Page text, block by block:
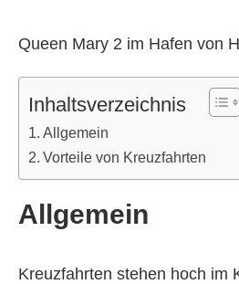
Queen Mary 2 im Hafen von
Inhaltsverzeichnis
Allgemein
Vorteile von Kreuzfahrten
Allgemein
Kreuzfahrten stehen hoch im